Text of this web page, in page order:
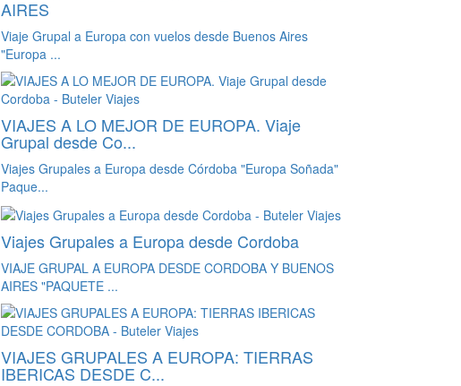
AIRES
Viaje Grupal a Europa con vuelos desde Buenos Aires
"Europa ...
VIAJES A LO MEJOR DE EUROPA. Viaje
Grupal desde Co...
Viajes Grupales a Europa desde Córdoba "Europa Soñada"
Paque...
Viajes Grupales a Europa desde Cordoba
VIAJE GRUPAL A EUROPA DESDE CORDOBA Y BUENOS
AIRES "PAQUETE ...
VIAJES GRUPALES A EUROPA: TIERRAS
IBERICAS DESDE C...